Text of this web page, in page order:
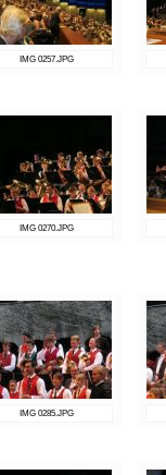
IMG 0257.JPG
IMG 0270.JPG
IMG 0285.JPG